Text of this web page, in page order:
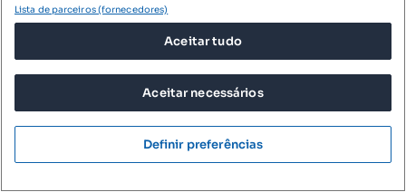
Lista de parceiros (fornecedores)
Aceitar tudo
Aceitar necessários
Definir preferências